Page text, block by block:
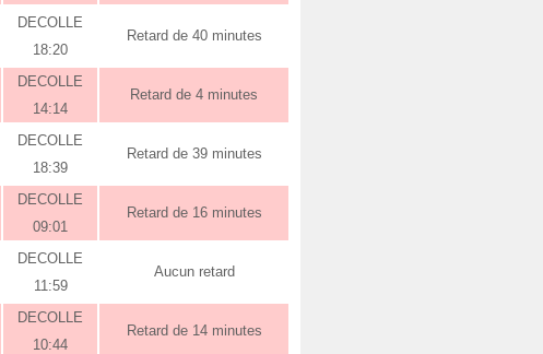
DECOLLE
18:20
Retard de 40 minutes
DECOLLE
14:14
Retard de 4 minutes
DECOLLE
18:39
Retard de 39 minutes
DECOLLE
09:01
Retard de 16 minutes
DECOLLE
11:59
Aucun retard
DECOLLE
10:44
Retard de 14 minutes